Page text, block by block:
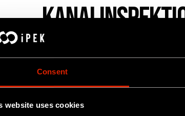
Consent
website uses cookies